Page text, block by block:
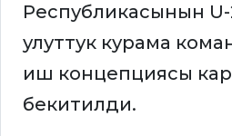
Республикасынын U-
улуттук курама
иш концепциясы
бекитилди.